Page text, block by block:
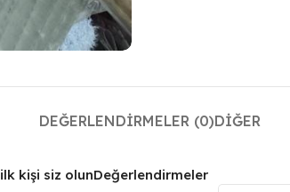
DEĞERLENDIRMELER (0)DIĞER
Değerlendirmeler
kişi siz olun